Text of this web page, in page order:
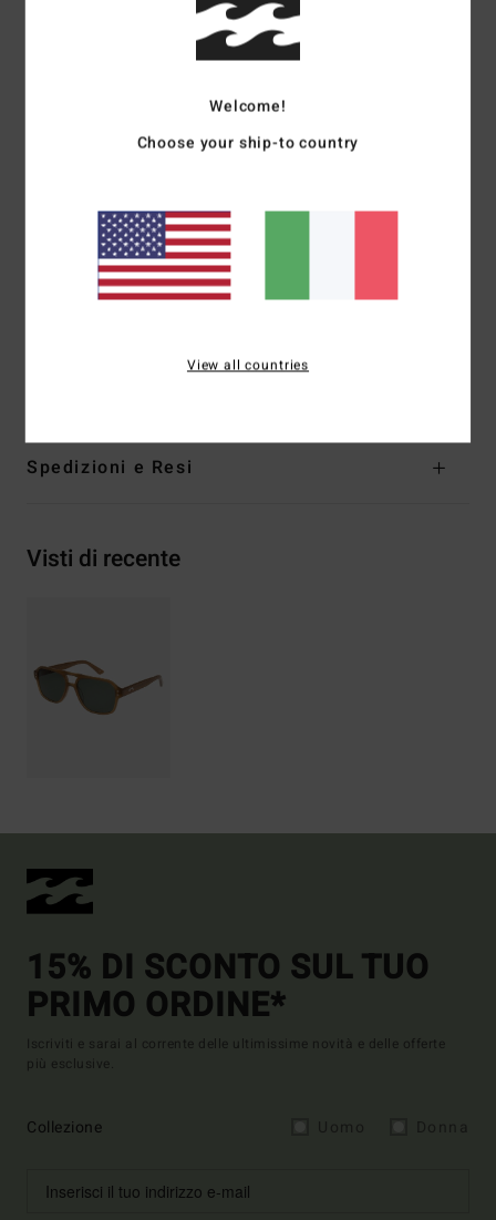
43.8 mm
Copertura avvolgente base 4,5
5 cerniere a barilotto
Sacca in cotone biologico
Garanzia:garanzia 2 anni
Scarica laDichiarazione Di Conformità
[Tessuto principale] 50% Acetato, 50%
Spedizioni e Resi
Visti di recente
15% DI SCONTO SUL TUO
PRIMO ORDINE*
Iscriviti e sarai al corrente delle ultimissime novità e delle offerte
più esclusive.
Collezione
Welcome!
Choose your ship-to country
View all countries